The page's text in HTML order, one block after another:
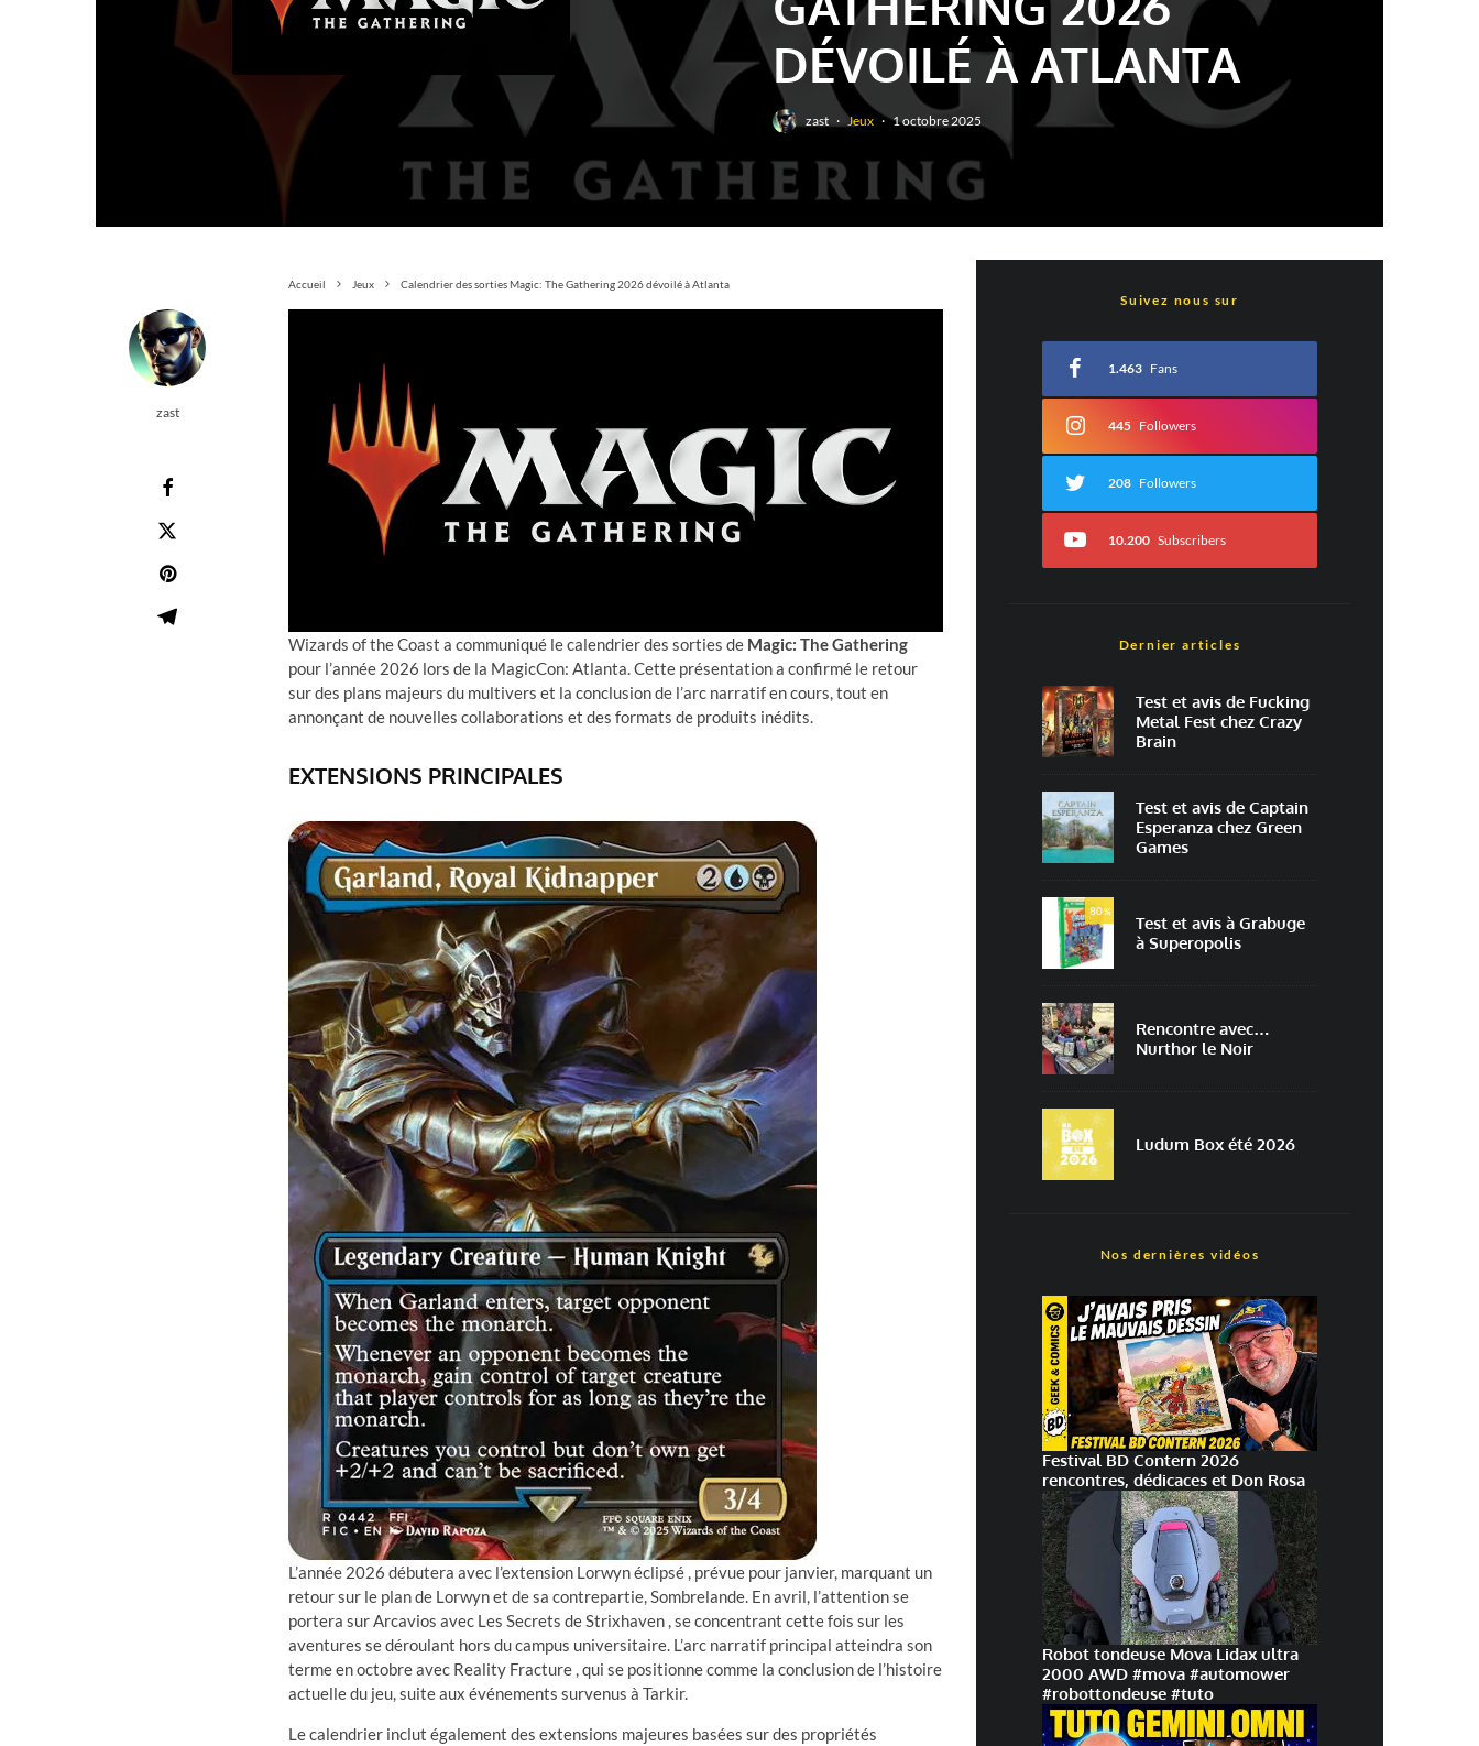
DÉVOILÉ À ATLANTA
zast · Jeux · 1 octobre 2025
Accueil Jeux Calendrier des sorties Magic: The Gathering 2026 dévoilé à Atlanta
zast
Wizards of the Coast a communiqué le calendrier des sorties de Magic: The Gathering
pour l’année 2026 lors de la MagicCon: Atlanta. Cette présentation a confirmé le retour
sur des plans majeurs du multivers et la conclusion de l’arc narratif en cours, tout en
annonçant de nouvelles collaborations et des formats de produits inédits.
EXTENSIONS PRINCIPALES
L’année 2026 débutera avec l’extension Lorwyn éclipsé , prévue pour janvier, marquant un
retour sur le plan de Lorwyn et de sa contrepartie, Sombrelande. En avril, l’attention se
portera sur Arcavios avec Les Secrets de Strixhaven , se concentrant cette fois sur les
aventures se déroulant hors du campus universitaire. L’arc narratif principal atteindra son
terme en octobre avec Reality Fracture , qui se positionne comme la conclusion de l’histoire
actuelle du jeu, suite aux événements survenus à Tarkir.
Le calendrier inclut également des extensions majeures basées sur des propriétés
Suivez nous sur
1.463 Fans
445 Followers
208 Followers
10.200 Subscribers
Dernier articles
Test et avis de Fucking
Metal Fest chez Crazy
Brain
Test et avis de Captain
Esperanza chez Green
Games
80%
Test et avis à Grabuge
à Superopolis
Rencontre avec…
Nurthor le Noir
Ludum Box été 2026
Nos dernières vidéos
Festival BD Contern 2026
rencontres, dédicaces et Don Rosa
Robot tondeuse Mova Lidax ultra
2000 AWD #mova #automower
#robottondeuse #tuto